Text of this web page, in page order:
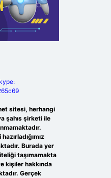
sitesi, herhangi
şahıs şirketi ile
Burada yer
taşımamakta
kişiler hakkında
Gerçek